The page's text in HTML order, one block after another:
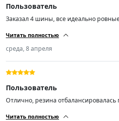
Пользователь
Заказал 4 шины, все идеально
👍
Читать полностью
среда, 8 апреля
Пользователь
Отлично, резина отбалансировалась
Читать полностью